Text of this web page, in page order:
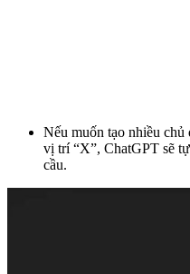
Nếu muốn tạo nhiều chủ
vị trí “X”, ChatGPT sẽ
cầu.